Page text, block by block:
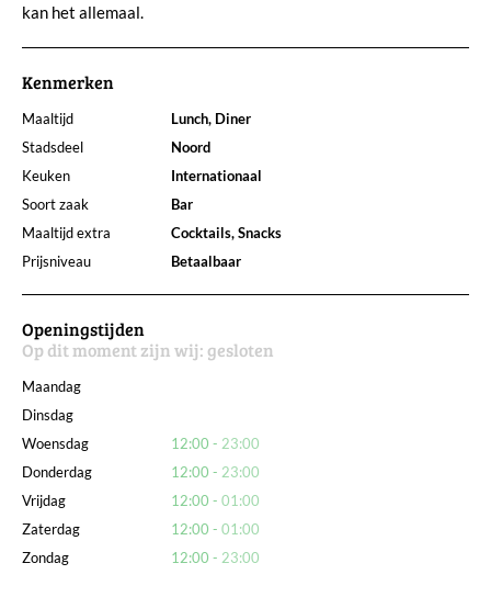
kan het allemaal.
Kenmerken
Maaltijd
Lunch, Diner
Stadsdeel
Noord
Keuken
Internationaal
Soort zaak
Bar
Maaltijd extra
Cocktails, Snacks
Prijsniveau
Betaalbaar
Openingstijden
Op dit moment zijn wij: gesloten
Maandag
Dinsdag
Woensdag
12:00
23:00
Donderdag
12:00
23:00
Vrijdag
12:00
01:00
Zaterdag
12:00
01:00
Zondag
12:00 23:00